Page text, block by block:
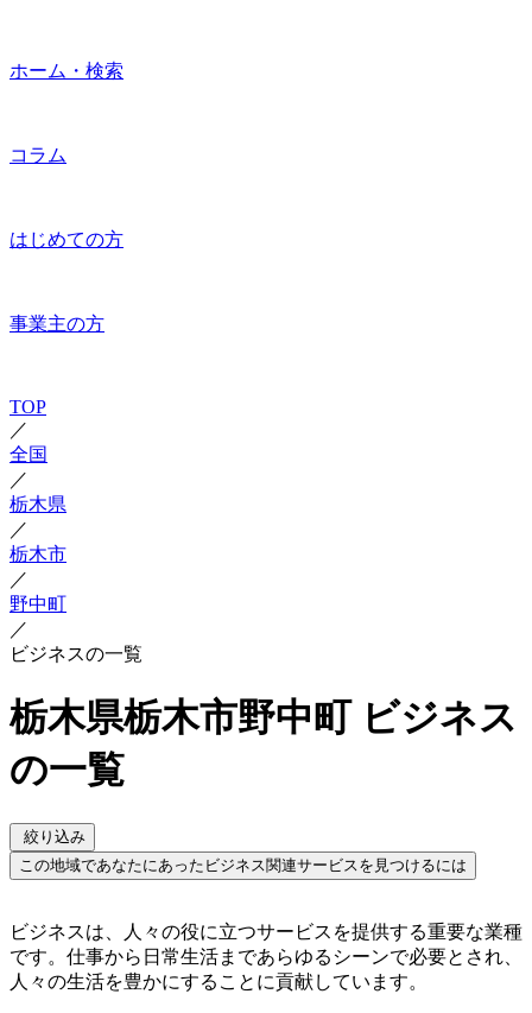
ホーム・検索
コラム
はじめての方
事業主の方
TOP
／
全国
／
栃木県
／
栃木市
／
野中町
／
ビジネスの一覧
栃木県栃木市野中町 ビジネス
の一覧
絞り込み
この地域であなたにあったビジネス関連サービスを見つけるには
ビジネスは、人々の役に立つサービスを提供する重要な業種
です。仕事から日常生活まであらゆるシーンで必要とされ、
人々の生活を豊かにすることに貢献しています。